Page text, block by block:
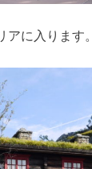
に入ります。